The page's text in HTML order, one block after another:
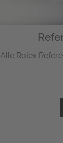
Alle Rolex